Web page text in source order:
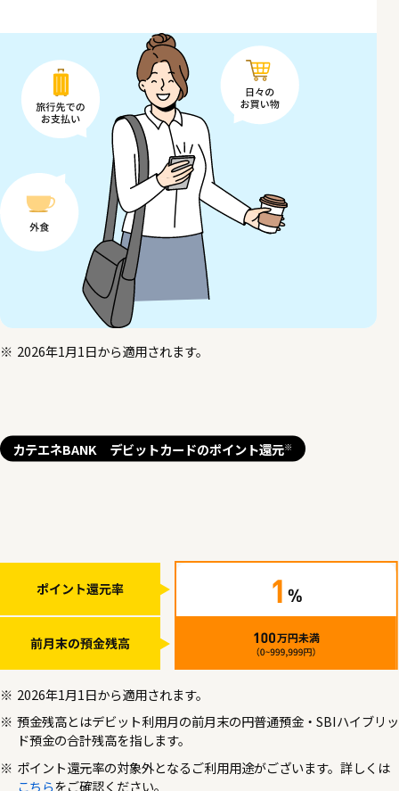
2026年1月1日から適用されます。
カテエネBANK デビットカードのポイント還元※
2026年1月1日から適用されます。
預金残高とはデビット利用月の前月末の円普通預金・SBIハイブリッ
ド預金の合計残高を指します。
ポイント還元率の対象外となるご利用用途がございます。詳しくは
こちらをご確認ください。